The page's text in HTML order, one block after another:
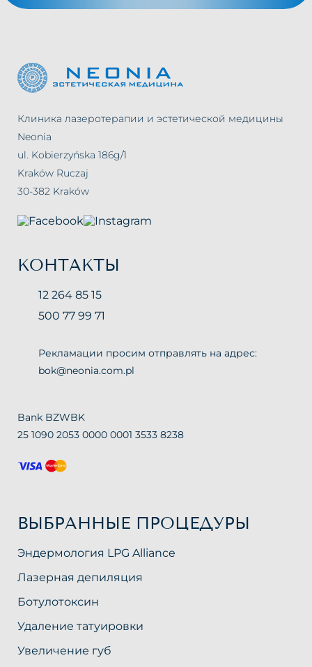
Клиника лазеротерапии и эстетической медицины
Neonia
ul. Kobierzyńska 186g/1
Kraków Ruczaj
30-382 Kraków
КОНТАКТЫ
12 264 85 15
500 77 99 71
Рекламации просим отправлять на адрес:
bok@neonia.com.pl
Bank BZWBK
25 1090 2053 0000 0001 3533 8238
ВЫБРАННЫЕ ПРОЦЕДУРЫ
Эндермология LPG Alliance
Лазерная депиляция
Ботулотоксин
Удаление татуировки
Увеличение губ